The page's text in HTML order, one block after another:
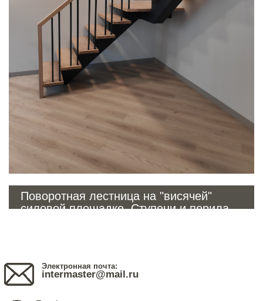
Поворотная лестница на "висячей"
силовой площадке. Ступени и перила -
Электронная почта:
intermaster@mail.ru